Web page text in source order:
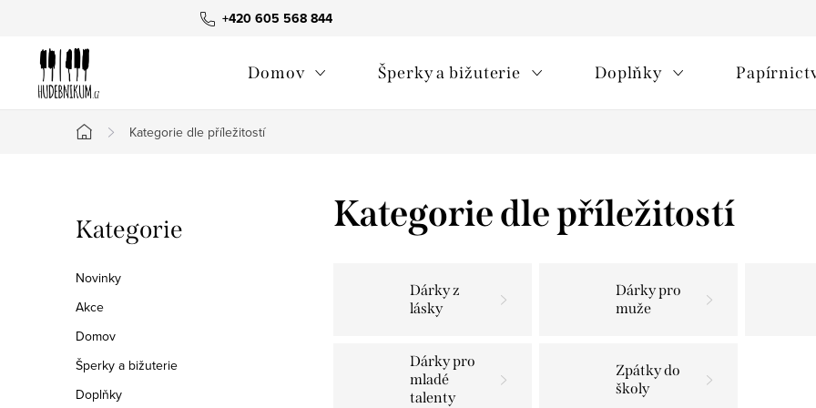
+420 605 568 844
Domov Šperky a bižuterie Doplňky
Domů
Kategorie dle příležitostí
o
s
t
r
a
Přeskočit
kategorie
Kategorie
Novinky
Akce
Domov
Šperky a bižuterie
Doplňky
Kategorie dle příležitostí
Dárky z
lásky
Dárky pro
muže
Dárky pro
mladé
talenty
Zpátky do
školy